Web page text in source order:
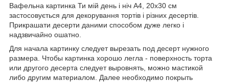
Вафельна картинка Ти мій день і ніч А4, 20х30 см
застосовується для декорування тортів і різних десертів.
Прикрашати десерти даними способом дуже легко і
надзвичайно ошатно.
Для начала картинку следует вырезать под десерт нужного
размера. Чтобы картинка хорошо легла - поверхность торта
или другого десерта следует выровнять, можно мастикой
либо другим материалом. Далее необходимо покрыть